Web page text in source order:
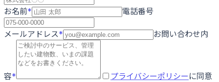
お名前* 電話番号
メールアドレス* お問い合わせ内
容* プライバシーポリシー に同意